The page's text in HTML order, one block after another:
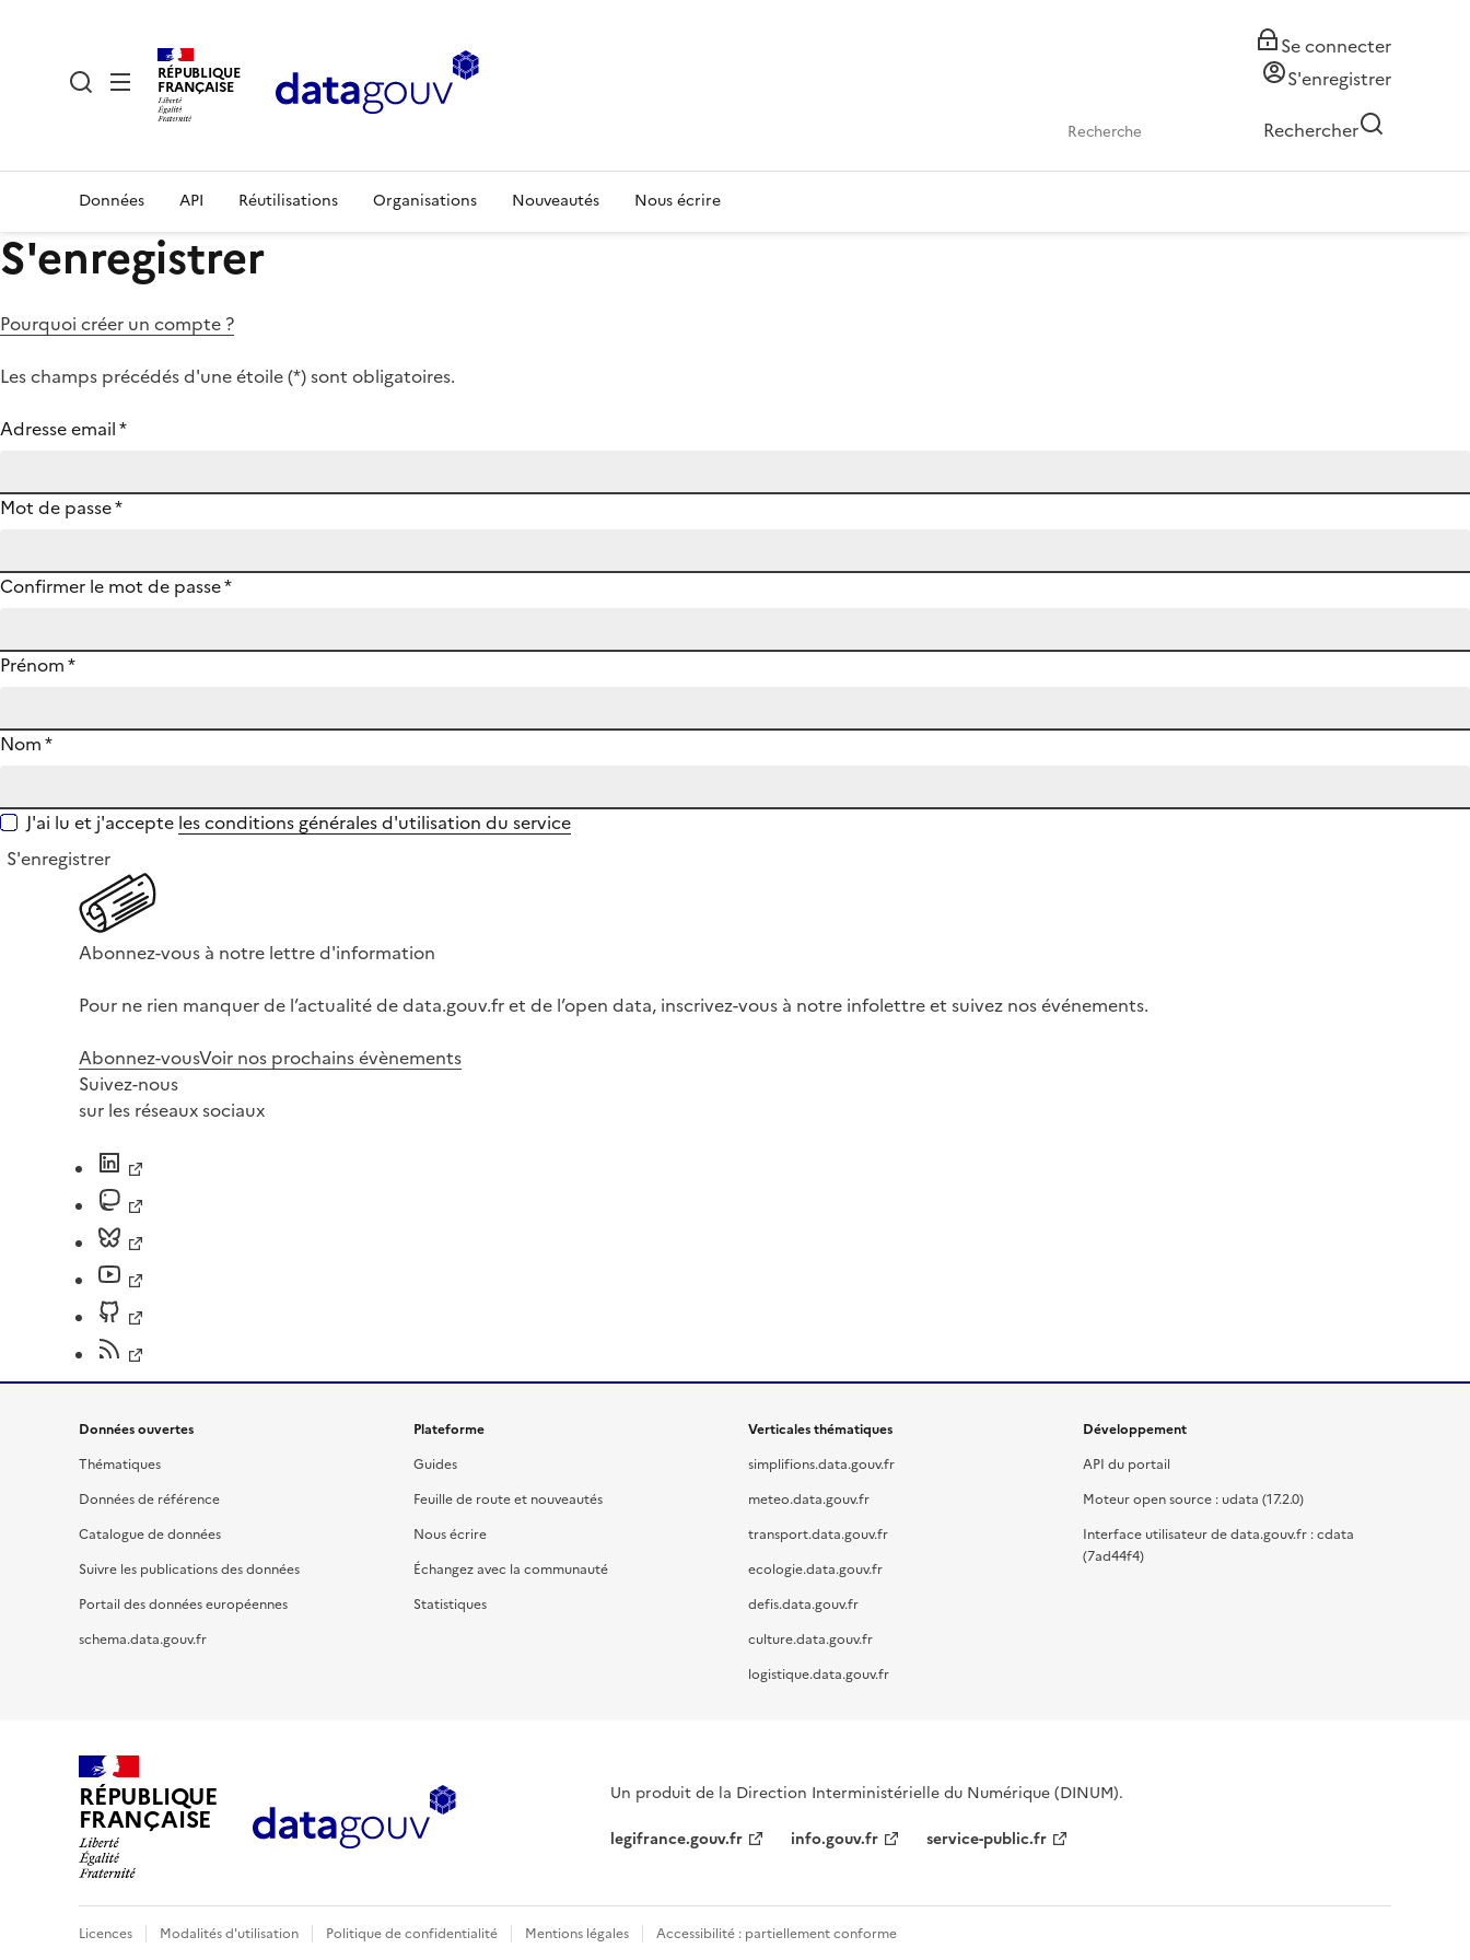
RÉPUBLIQUE
FRANÇAISE
Se connecter
S'enregistrer
Rechercher
Données API Réutilisations Organisations Nouveautés Nous écrire
S'enregistrer
Pourquoi créer un compte ?
Les champs précédés d'une étoile (*) sont obligatoires.
Adresse email*
Mot de passe*
Confirmer le mot de passe*
Prénom*
Nom*
J'ai lu et j'accepte les conditions générales d'utilisation du service
S'enregistrer
Abonnez-vous à notre lettre d'information
Pour ne rien manquer de l’actualité de data.gouv.fr et de l’open data, inscrivez-vous à notre infolettre et suivez nos événements.
Abonnez-vousVoir nos prochains évènements
Suivez-nous
sur les réseaux sociaux
Données ouvertes
Thématiques
Données de référence
Catalogue de données
Suivre les publications des données
Portail des données européennes
schema.data.gouv.fr
Plateforme
Guides
Feuille de route et nouveautés
Nous écrire
Échangez avec la communauté
Statistiques
Verticales thématiques
simplifions.data.gouv.fr
meteo.data.gouv.fr
transport.data.gouv.fr
ecologie.data.gouv.fr
defis.data.gouv.fr
culture.data.gouv.fr
logistique.data.gouv.fr
Développement
API du portail
Moteur open source : udata (17.2.0)
Interface utilisateur de data.gouv.fr : cdata
(7ad44f4)
RÉPUBLIQUE
FRANÇAISE
Un produit de la Direction Interministérielle du Numérique (DINUM).
legifrance.gouv.fr
info.gouv.fr service-public.fr
Licences Modalités d'utilisation Politique de confidentialité Mentions légales Accessibilité : partiellement conforme